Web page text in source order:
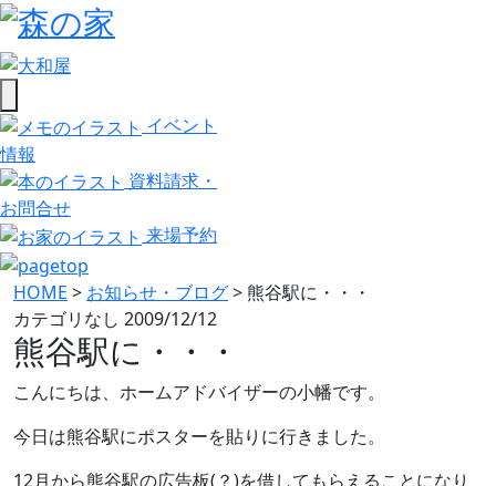
イベント
情報
資料請求・
お問合せ
来場予約
HOME > お知らせ・ブログ> 熊谷駅に・・・
カテゴリなし 2009/12/12
熊谷駅に・・・
こんにちは、ホームアドバイザーの小幡です。
今日は熊谷駅にポスターを貼りに行きました。
12月から熊谷駅の広告板(？)を借してもらえることになり